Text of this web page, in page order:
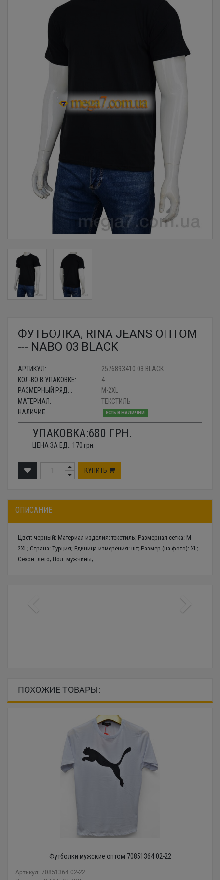
ФУТБОЛКА, RINA JEANS ОПТОМ
--- NABO 03 BLACK
АРТИКУЛ:
2576893410 03 BLACK
КОЛ-ВО В УПАКОВКЕ:
4
РАЗМЕРНЫЙ РЯД: :
M-2XL
МАТЕРИАЛ:
ТЕКСТИЛЬ
НАЛИЧИЕ:
ЕСТЬ В НАЛИЧИИ
УПАКОВКА:680 ГРН.
ЦЕНА ЗА ЕД.: 170 грн.
КУПИТЬ
ОПИСАНИЕ
Цвет: черный; Материал изделия: текстиль; Размерная сетка: M-
2XL; Страна: Турция; Единица измерения: шт; Размер (на фото): XL;
Сезон: лето; Пол: мужчины;
ПОХОЖИЕ ТОВАРЫ:
Футболки мужские оптом 70851364 02-22
Артикул: 70851364 02-22